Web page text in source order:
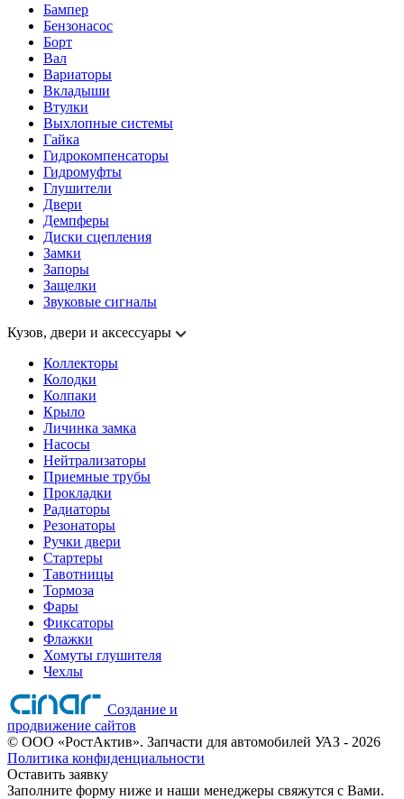
Бампер
Бензонасос
Борт
Вал
Вариаторы
Вкладыши
Втулки
Выхлопные системы
Гайка
Гидрокомпенсаторы
Гидромуфты
Глушители
Двери
Демпферы
Диски сцепления
Замки
Запоры
Защелки
Звуковые сигналы
Кузов, двери и аксессуары
Коллекторы
Колодки
Колпаки
Крыло
Личинка замка
Насосы
Нейтрализаторы
Приемные трубы
Прокладки
Радиаторы
Резонаторы
Ручки двери
Стартеры
Тавотницы
Тормоза
Фары
Фиксаторы
Флажки
Хомуты глушителя
Чехлы
Создание и
продвижение сайтов
© ООО «РостАктив». Запчасти для автомобилей УАЗ - 2026
Политика конфиденциальности
Оставить заявку
Заполните форму ниже и наши менеджеры свяжутся с Вами.